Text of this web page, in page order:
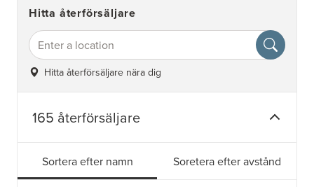
Hitta återförsäljare
Hitta återförsäljare nära dig
165 återförsäljare
Sortera efter namn Soretera efter avstånd